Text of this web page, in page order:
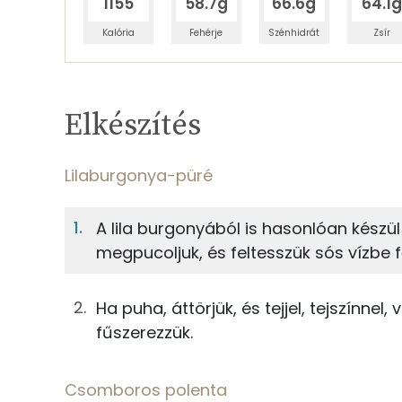
Kalória Fehérje Szénhidrát Zsír
125g fekete burgonya
25g főzőtejszín
TÁPANYAGTARTALOM
Fehérje
Szénhidrát
Elkészítés
Lilaburgonya-püré
A lila burgonyából is hasonlóan
megpucoljuk, és feltesszük sós vízbe
Ha puha, áttörjük, és tejjel,
fűszerezzük.
Csomboros polenta